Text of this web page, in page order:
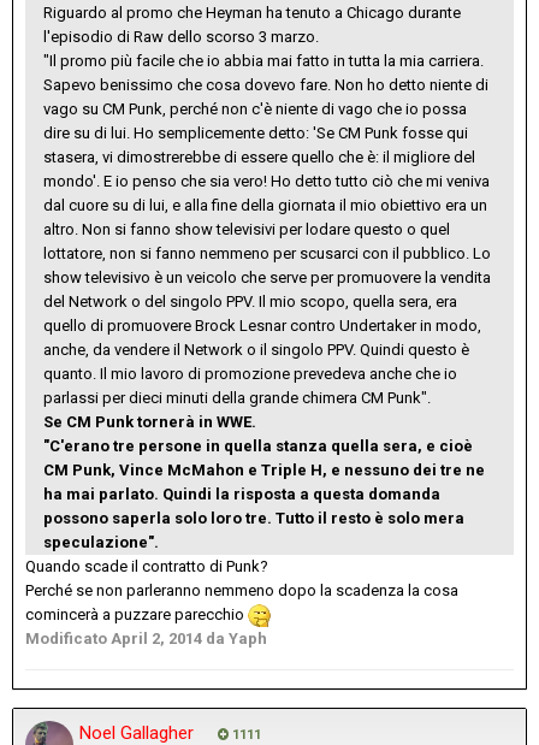
Riguardo al promo che Heyman ha tenuto a Chicago durante
l'episodio di Raw dello scorso 3 marzo.
"Il promo più facile che io abbia mai fatto in tutta la mia carriera.
Sapevo benissimo che cosa dovevo fare. Non ho detto niente di
vago su CM Punk, perché non c'è niente di vago che io possa
dire su di lui. Ho semplicemente detto: 'Se CM Punk fosse qui
stasera, vi dimostrerebbe di essere quello che è: il migliore del
mondo'. E io penso che sia vero! Ho detto tutto ciò che mi veniva
dal cuore su di lui, e alla fine della giornata il mio obiettivo era un
altro. Non si fanno show televisivi per lodare questo o quel
lottatore, non si fanno nemmeno per scusarci con il pubblico. Lo
show televisivo è un veicolo che serve per promuovere la vendita
del Network o del singolo PPV. Il mio scopo, quella sera, era
quello di promuovere Brock Lesnar contro Undertaker in modo,
anche, da vendere il Network o il singolo PPV. Quindi questo è
quanto. Il mio lavoro di promozione prevedeva anche che io
parlassi per dieci minuti della grande chimera CM Punk".
Se CM Punk tornerà in WWE.
"C'erano tre persone in quella stanza quella sera, e cioè
CM Punk, Vince McMahon e Triple H, e nessuno dei tre ne
ha mai parlato. Quindi la risposta a questa domanda
possono saperla solo loro tre. Tutto il resto è solo mera
speculazione".
Quando scade il contratto di Punk?
Perché se non parleranno nemmeno dopo la scadenza la cosa
comincerà a puzzare parecchio
Modificato April 2, 2014 da Yaph
Noel Gallagher 1111